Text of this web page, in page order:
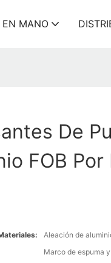
EN MANO
De
FOB Por
Aleación de
Marco de espuma